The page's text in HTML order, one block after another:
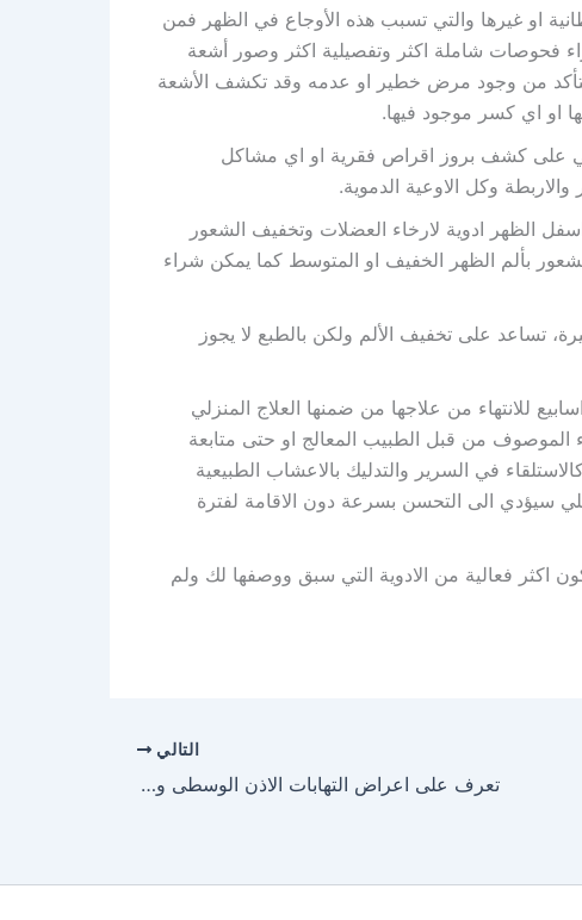
او غيرها والتي تسبب هذه الأوجاع في الظهر فمن
فحوصات شاملة اكثر وتفصيلية اكثر وصور أشعة
من وجود مرض خطير او عدمه وقد تكشف الأشعة
او اي كسر موجود فيها.
على كشف بروز اقراص فقرية او اي مشاكل
وكل الاوعية الدموية.
الظهر ادوية لارخاء العضلات وتخفيف الشعور
بألم الظهر الخفيف او المتوسط كما يمكن شراء
تساعد على تخفيف الألم ولكن بالطبع لا يجوز
للانتهاء من علاجها من ضمنها العلاج المنزلي
الموصوف من قبل الطبيب المعالج او حتى متابعة
في السرير والتدليك بالاعشاب الطبيعية
سيؤدي الى التحسن بسرعة دون الاقامة لفترة
اكثر فعالية من الادوية التي سبق ووصفها لك ولم
التالي
تعرف على اعراض التهابات الاذن الوسطى واسبابها